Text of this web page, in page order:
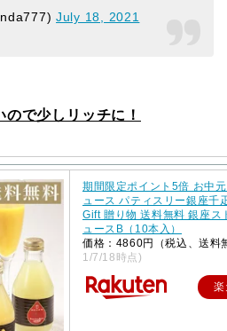
July 18, 2021
で少しリッチに！
期間限定ポイント5倍 お中
ュース パティスリー銀座千
Gift 贈り物 送料無料 銀座ス
ュースB（10本入）
価格：4860円（税込、送料
1/7/18時点)